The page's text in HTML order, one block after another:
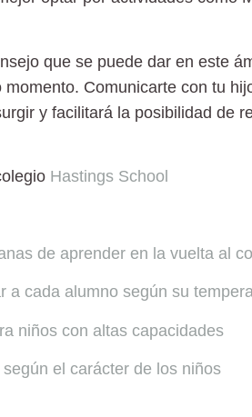
que se puede dar en este
momento. Comunicarte con tu
y facilitará la posibilidad de
Hastings School
de aprender en la vuelta al
a cada alumno según su
niños con altas capacidades
el carácter de los niños